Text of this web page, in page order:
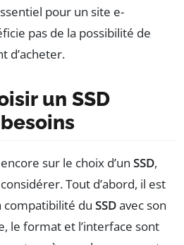
pour un site e-
pas de la possibilité de
d’acheter.
un SSD
sur le choix d’un SSD,
Tout d’abord, il est
du SSDavec son
le format et l’interface sont